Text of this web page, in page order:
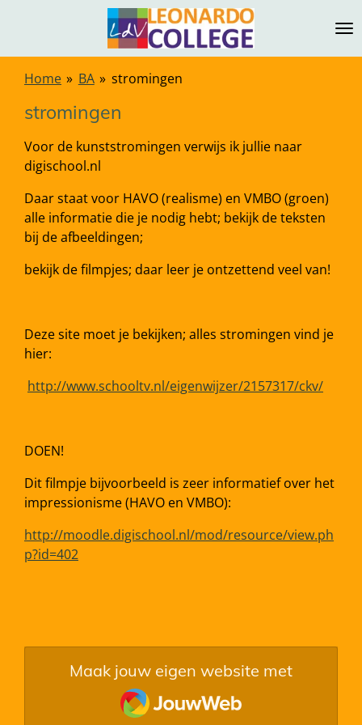
naar
Home » BA » stromingen
stromingen
Voor de kunststromingen verwijs ik jullie naar
digischool.nl
Daar staat voor HAVO (realisme) en VMBO (groen)
alle informatie die je nodig hebt; bekijk de teksten
bij de afbeeldingen;
bekijk de filmpjes; daar leer je ontzettend veel van!
Deze site moet je bekijken; alles stromingen vind je
hier:
http://www.schooltv.nl/eigenwijzer/2157317/ckv/
DOEN!
Dit filmpje bijvoorbeeld is zeer informatief over het
impressionisme (HAVO en VMBO):
http://moodle.digischool.nl/mod/resource/view.ph
p?id=402
Maak jouw eigen website met
JouwWeb